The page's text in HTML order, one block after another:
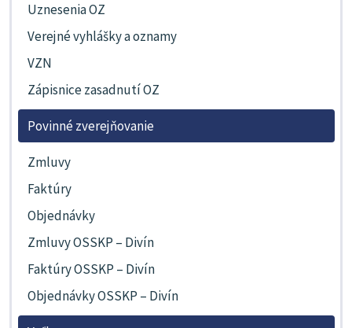
Uznesenia OZ
Verejné vyhlášky a oznamy
VZN
Zápisnice zasadnutí OZ
Povinné zverejňovanie
Zmluvy
Faktúry
Objednávky
Zmluvy OSSKP – Divín
Faktúry OSSKP – Divín
Objednávky OSSKP – Divín